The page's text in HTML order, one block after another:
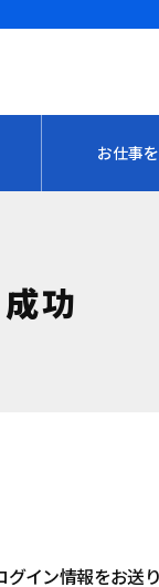
お仕事
成功
イン情報をお送